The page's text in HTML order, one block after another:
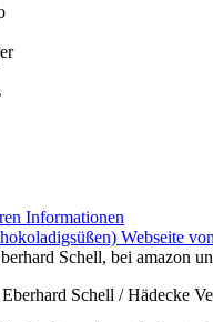
Informationen
Webseite
Schell, bei amazon
Schell / Hädecke